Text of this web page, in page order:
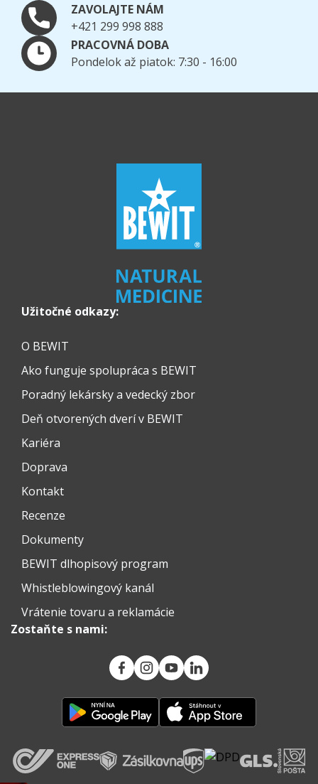
ZAVOLAJTE NÁM
+421 299 998 888
PRACOVNÁ DOBA
Pondelok až piatok: 7:30 - 16:00
Užitočné odkazy:
O BEWIT
Ako funguje spolupráca s BEWIT
Poradný lekársky a vedecký zbor
Deň otvorených dverí v BEWIT
Kariéra
Doprava
Kontakt
Recenze
Dokumenty
BEWIT dlhopisový program
Whistleblowingový kanál
Vrátenie tovaru a reklamácie
Zostaňte s nami: